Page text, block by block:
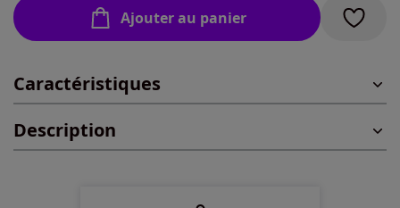
Disponible dans 1 semaine
46 -En stock
48 -Disponible dans 1 semaine
Ajouter au panier
Caractéristiques
Description